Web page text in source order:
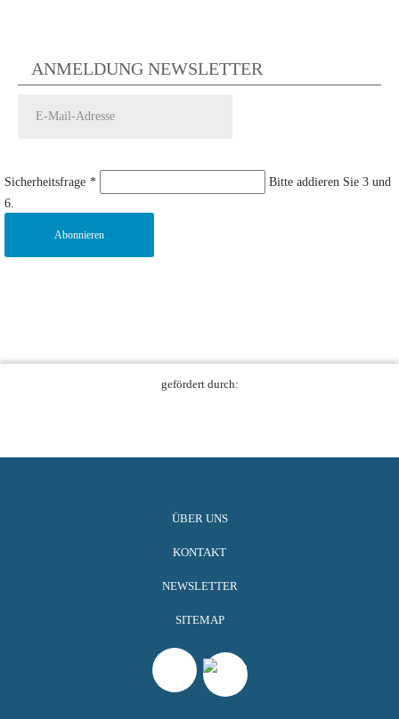
ANMELDUNG NEWSLETTER
Sicherheitsfrage *
Bitte addieren Sie 3 und
6.
Abonnieren
gefördert durch:
ÜBER UNS
KONTAKT
NEWSLETTER
SITEMAP